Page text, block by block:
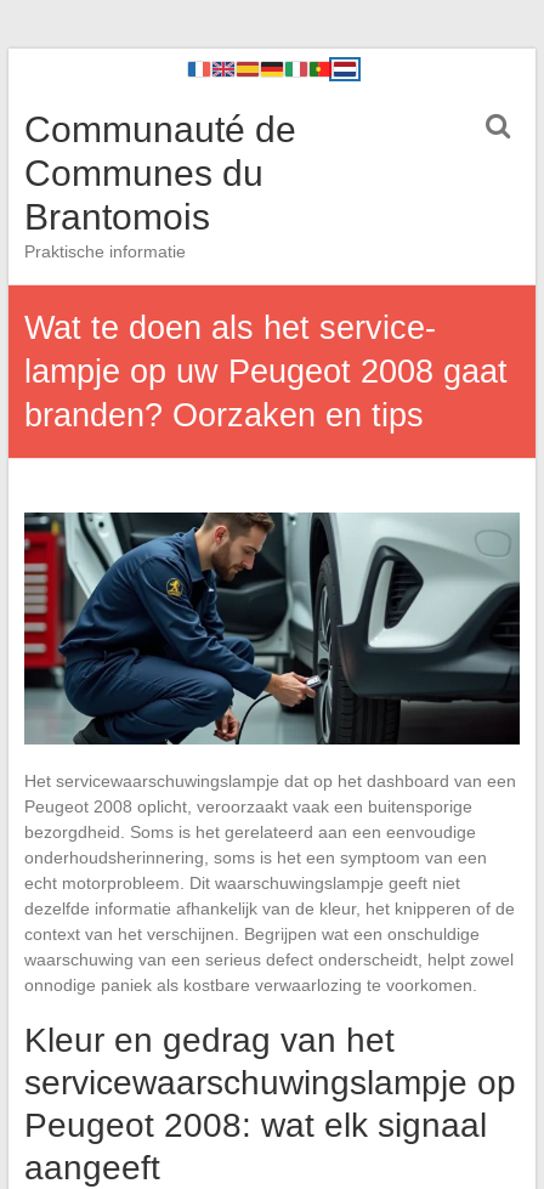
Communauté de
Communes du
Brantomois
Praktische informatie
Wat te doen als het service-
lampje op uw Peugeot 2008 gaat
branden? Oorzaken en tips
Het servicewaarschuwingslampje dat op het dashboard van een
Peugeot 2008 oplicht, veroorzaakt vaak een buitensporige
bezorgdheid. Soms is het gerelateerd aan een eenvoudige
onderhoudsherinnering, soms is het een symptoom van een
echt motorprobleem. Dit waarschuwingslampje geeft niet
dezelfde informatie afhankelijk van de kleur, het knipperen of de
context van het verschijnen. Begrijpen wat een onschuldige
waarschuwing van een serieus defect onderscheidt, helpt zowel
onnodige paniek als kostbare verwaarlozing te voorkomen.
Kleur en gedrag van het
servicewaarschuwingslampje op
Peugeot 2008: wat elk signaal
aangeeft